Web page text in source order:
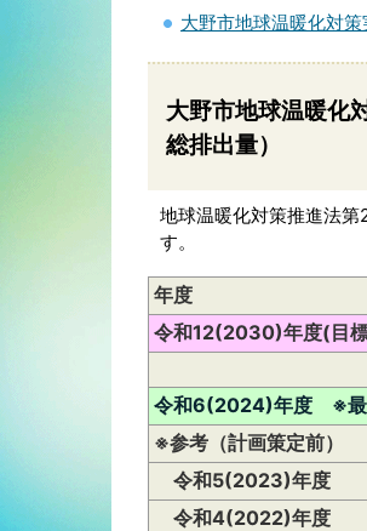
大野市地球温暖化対
大野市地球温暖化
総排出量）
地球温暖化対策推進法
す。
年度
令和12(2030)年度(目
令和6(2024)年度 ※最
※参考（計画策定前）
令和5(2023)年度
令和4(2022)年度